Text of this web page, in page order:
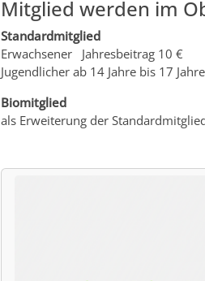
Mitglied werden im
Standardmitglied
Erwachsener Jahresbeitrag 10 €
Jugendlicher ab 14 Jahre bis 17
Biomitglied
als Erweiterung der